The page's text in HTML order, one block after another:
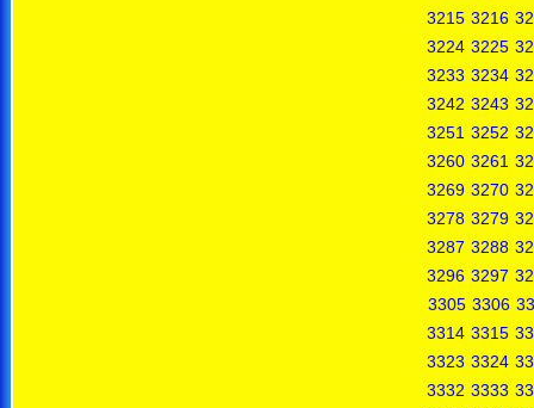
3215 3216
3224 3225
3233 3234
3242 3243
3251 3252
3260 3261
3269 3270
3278 3279
3287 3288
3296 3297
3305 3306
3314 3315
3323 3324
3332 3333